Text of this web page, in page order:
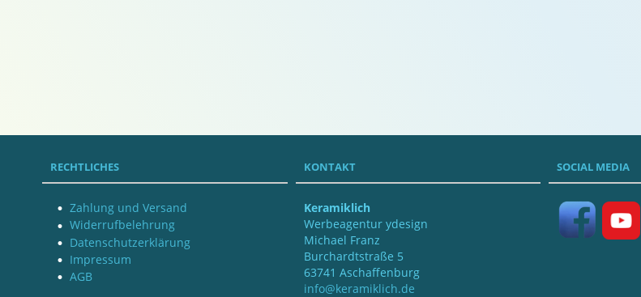
RECHTLICHES
Zahlung und Versand
Widerrufbelehrung
Datenschutzerklärung
Impressum
AGB
KONTAKT
Keramiklich
Werbeagentur ydesign
Michael Franz
Burchardtstraße 5
63741 Aschaffenburg
info@keramiklich.de
SOCIAL MEDIA